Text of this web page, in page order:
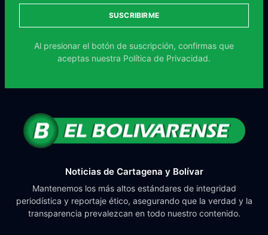
SUSCRIBIRME
Al presionar el botón de suscripción, confirmas que
aceptas nuestra Política de Privacidad.
Noticias de Cartagena y Bolívar
Mantenemos los más altos estándares de integridad
periodística y reportaje ético, asegurando que la verdad y la
transparencia prevalezcan en todo nuestro contenido.